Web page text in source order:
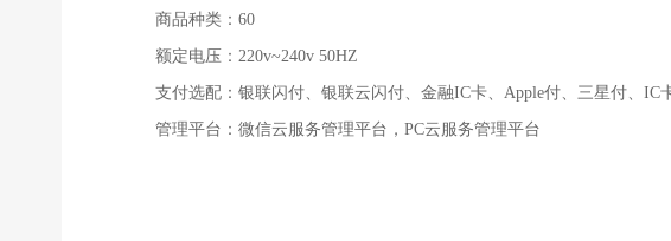
商品种类：60
额定电压：220v~240v 50HZ
支付选配：银联闪付、银联云闪付、金融IC卡、Apple付、三星付、IC
管理平台：微信云服务管理平台，PC云服务管理平台